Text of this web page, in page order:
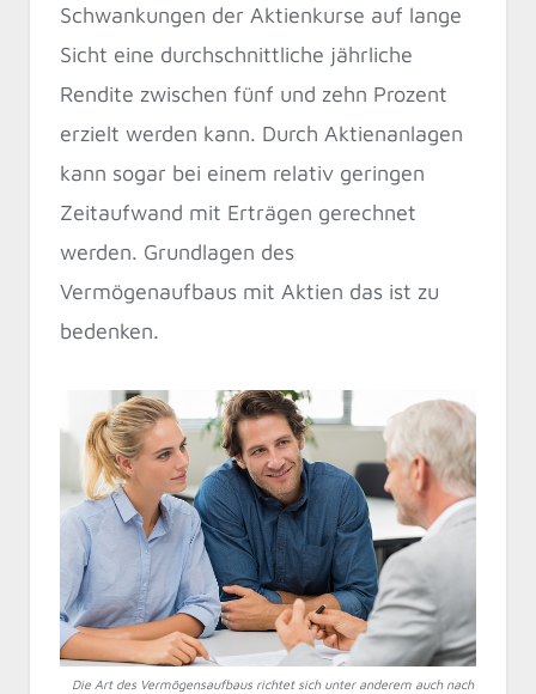
Schwankungen der Aktienkurse auf lange
Sicht eine durchschnittliche jährliche
Rendite zwischen fünf und zehn Prozent
erzielt werden kann. Durch Aktienanlagen
kann sogar bei einem relativ geringen
Zeitaufwand mit Erträgen gerechnet
werden. Grundlagen des
Vermögenaufbaus mit Aktien das ist zu
bedenken.
Die Art des Vermögensaufbaus richtet sich unter anderem auch nach